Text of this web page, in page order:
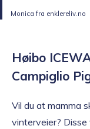
Monica fra enklereliv.no
Høibo
Campiglio
Vil du at mamma
vinterveier?